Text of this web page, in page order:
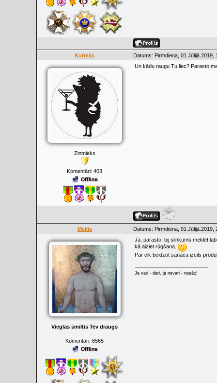
Kurmiic Datums: Pirmdiena,
Zintnieks
Komentāri: 403
Un kādu raugu Tu liec? Parasto
Meilis Datums: Pirmdiena,
Vieglas smiltis Tev draugs
Komentāri: 6565
Jā, parasto, bij slinkums meklēt
kā aiziet rūgšana.
Par cik beidzot sanāca izcils
Ja vari - dari, ja nevari - nesāc!